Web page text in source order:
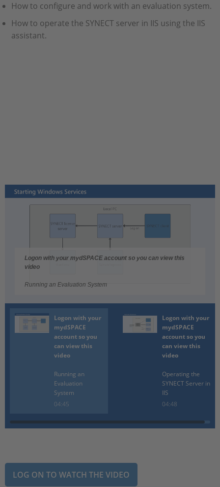
How to configure and work with an evaluation system.
How to operate the SYNECT server in IIS using the IIS
assistant​.
Logon with your mydSPACE account so you can view this
video
Running an Evaluation System
Logon with your
mydSPACE
account so you
can view this
video
Running an
Evaluation
System
04:45
Logon with your
mydSPACE
account so you
can view this
video
Operating the
SYNECT Server in
IIS
04:48
LOG ON TO WATCH THE VIDEO